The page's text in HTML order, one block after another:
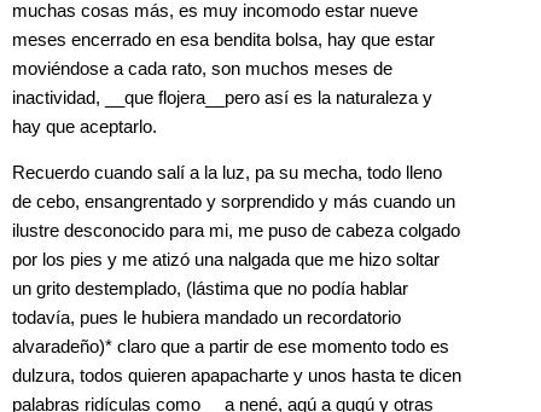
muchas cosas más, es muy incomodo estar nueve
meses encerrado en esa bendita bolsa, hay que estar
moviéndose a cada rato, son muchos meses de
inactividad, __que flojera__pero así es la naturaleza y
hay que aceptarlo.
Recuerdo cuando salí a la luz, pa su mecha, todo lleno
de cebo, ensangrentado y sorprendido y más cuando un
ilustre desconocido para mi, me puso de cabeza colgado
por los pies y me atizó una nalgada que me hizo soltar
un grito destemplado, (lástima que no podía hablar
todavía, pues le hubiera mandado un recordatorio
alvaradeño)* claro que a partir de ese momento todo es
dulzura, todos quieren apapacharte y unos hasta te dicen
palabras ridículas como __a nené, agú a gugú y otras